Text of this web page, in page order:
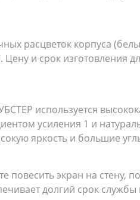
расцветок корпуса
и срок изготовления
используется
усиления 1 и
яркость и большие
экран на стену,
долгий срок службы